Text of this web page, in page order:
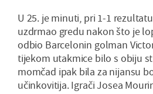
U 25. je minuti, pri 1-1
uzdrmao gredu nakon što je
odbio Barcelonin golman
tijekom utakmice bilo s obiju
momčad ipak bila za nijansu
učinkovitija. Igrači Josea